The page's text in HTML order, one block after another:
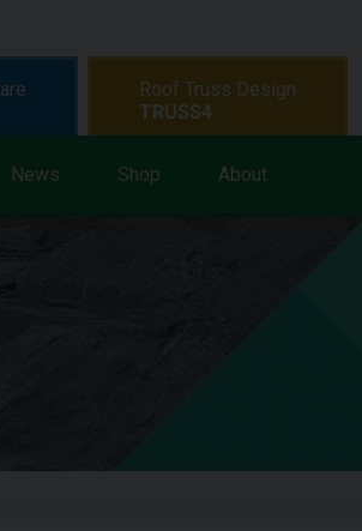
News Shop About
Roof Truss Design
TRUSS4